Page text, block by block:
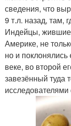
сведения, что
9 т.л. назад, там,
Индейцы,
Америке, не
но и
веке, во второй
завезённый туда